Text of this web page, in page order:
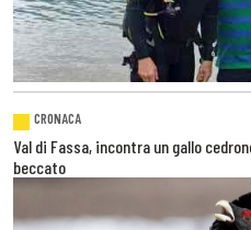
CRONACA
Val di Fassa, incontra un gallo
beccato